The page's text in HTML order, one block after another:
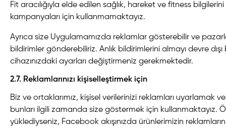
Fit aracılığıyla elde edilen sağlık, hareket ve fitness
kampanyaları için kullanmamaktayız.
Ayrıca size Uygulamamızda reklamlar gösterebilir ve
bildirimler gönderebiliriz. Anlık bildirimlerini almayı devre
cihazınızdaki ayarları değiştirmeniz gerekmektedir.
2.7. Reklamlarınızı kişiselleştirmek için
Biz ve ortaklarımız, kişisel verilerinizi reklamları uyarlamak
bunları ilgili zamanda size göstermek için kullanmaktayız.
yüklediyseniz, Facebook akışınızda ürünlerimizin